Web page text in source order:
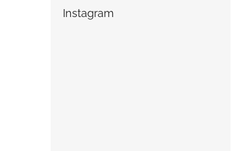
Instagram